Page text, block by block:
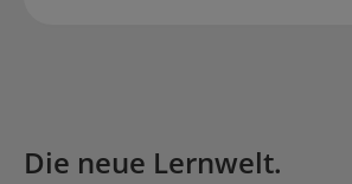
Die neue Lernwelt.